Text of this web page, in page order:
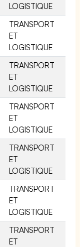
LOGISTIQUE
TRANSPORT
ET
LOGISTIQUE
TRANSPORT
ET
LOGISTIQUE
TRANSPORT
ET
LOGISTIQUE
TRANSPORT
ET
LOGISTIQUE
TRANSPORT
ET
LOGISTIQUE
TRANSPORT
ET